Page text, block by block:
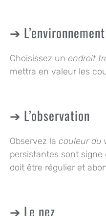
L’environnement
Choisissez un endroit
mettra en valeur les
L’observation
Observez la couleur du
persistantes sont signe
doit être régulier et
Le nez